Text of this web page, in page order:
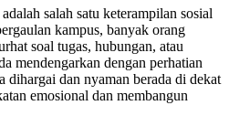
salah satu keterampilan sosial
kampus, banyak orang
soal tugas, hubungan, atau
mendengarkan dengan perhatian
dihargai dan nyaman berada di dekat
emosional dan membangun